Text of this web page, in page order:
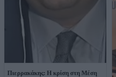
Πιερρακάκης: Η κρίση στη Μέση